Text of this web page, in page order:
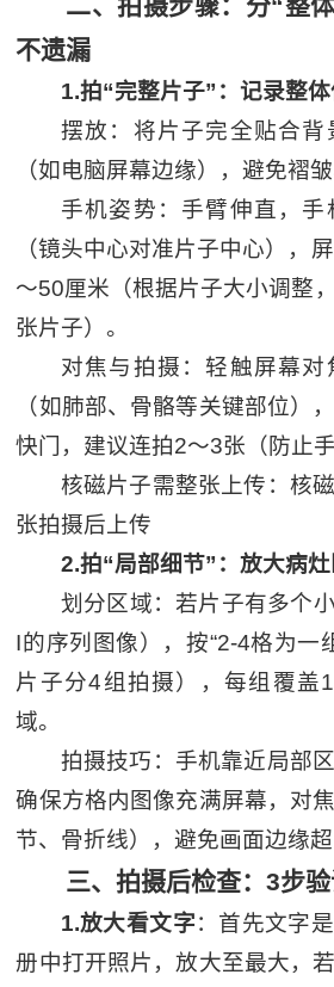
不遗漏
1.拍“完整片子”：记录整
摆放：将片子完全贴合背
（如电脑屏幕边缘），避免褶皱
手机姿势：手臂伸直，
（镜头中心对准片子中心），
～50厘米（根据片子大小调整
张片子）。
对焦与拍摄：轻触屏幕
（如肺部、骨骼等关键部位）
快门，建议连拍2～3张（防止手
核磁片子需整张上传：核
张拍摄后上传
2.拍“局部细节”：放大病
划分区域：若片子有多个
I的序列图像），按“2-4格为一
片子分4组拍摄），每组覆盖
域。
拍摄技巧：手机靠近局部
确保方格内图像充满屏幕，对
节、骨折线），避免画面边缘超
三、拍摄后检查：3步
1.放大看文字：首先文字
册中打开照片，放大至最大，